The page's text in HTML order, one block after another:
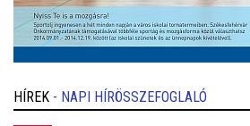
HÍREK - NAPI HÍRÖSSZEFOGLALÓ